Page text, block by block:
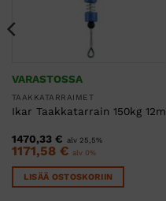
VARASTOSSA
TAAKKATARRAIMET
Ikar Taakkatarrain 150kg 12m
1470,33 € alv 25,5%
1171,58 € alv 0%
LISÄÄ OSTOSKORIIN